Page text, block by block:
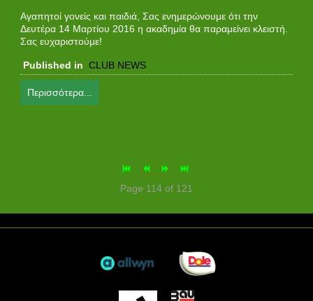
Αγαπητοί γονείς και παιδιά, Σας ενημερώνουμε ότι την
Δευτέρα 14 Μαρτίου 2016 η ακαδημία θα παραμείνει κλειστή.
Σας ευχαριστούμε!
Published in CLUB NEWS
Περισσότερα...
Page 114 of 121